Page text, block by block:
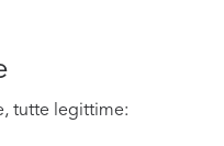
tutte legittime: